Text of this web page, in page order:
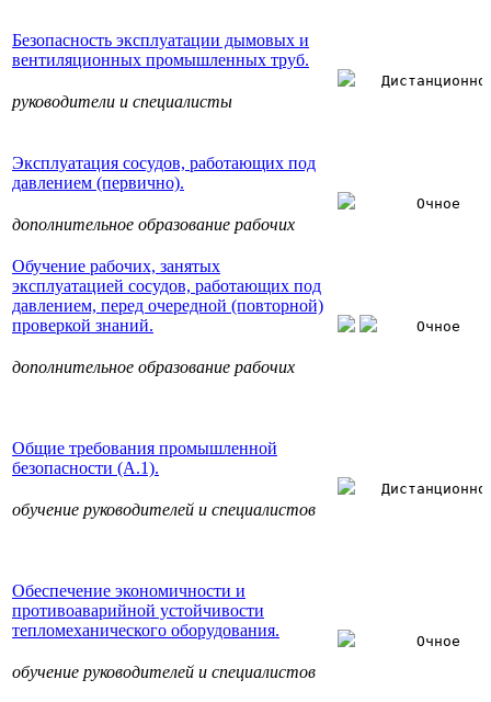
Безопасность эксплуатации дымовых и
вентиляционных промышленных труб.
руководители и специалисты
Эксплуатация сосудов, работающих под
давлением (первично).
дополнительное образование рабочих
Очное
Обучение рабочих, занятых
эксплуатацией сосудов, работающих под
давлением, перед очередной (повторной)
проверкой знаний.
дополнительное образование рабочих
Очное
Общие требования промышленной
безопасности (А.1).
обучение руководителей и специалистов
Обеспечение экономичности и
противоаварийной устойчивости
тепломеханического оборудования.
обучение руководителей и специалистов
Очное